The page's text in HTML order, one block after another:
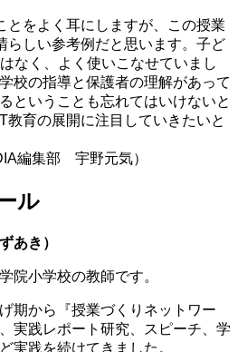
とをよく耳にしますが、この授業
らしい参考例だと思います。子ど
なく、よく使いこなせていまし
校の指導と保護者の理解があって
ということも忘れてはいけないと
教育の展開に注目していきたいと
編集部 宇野元気）
ル
あき）
院小学校の教師です。
期から『授業づくりネットワー
実践レポート研究、スピーチ、学
実践を続けてきました。